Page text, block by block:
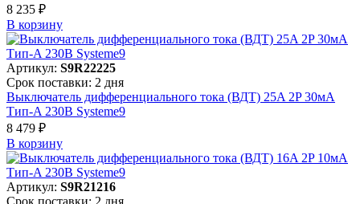
8 235 ₽
В корзинy
Артикул: S9R22225
Срок поставки: 2 дня
Выключатель дифференциального тока (ВДТ) 25A 2P 30мА
Тип-A 230В Systeme9
8 479 ₽
В корзинy
Артикул: S9R21216
Срок поставки: 2 дня